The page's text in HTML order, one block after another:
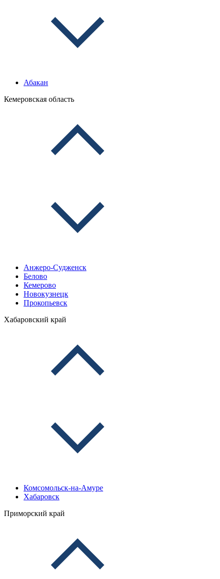
Абакан
Кемеровская область
Анжеро-Судженск
Белово
Кемерово
Новокузнецк
Прокопьевск
Хабаровский край
Комсомольск-на-Амуре
Хабаровск
Приморский край